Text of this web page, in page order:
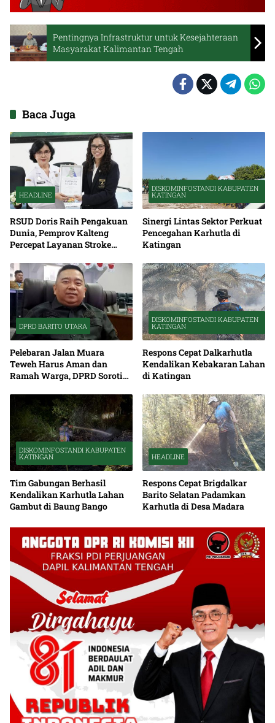
Pentingnya Infrastruktur untuk Kesejahteraan
Masyarakat Kalimantan Tengah
Baca Juga
HEADLINE
RSUD Doris Raih Pengakuan
Dunia, Pemprov Kalteng
Percepat Layanan Stroke
DISKOMINFOSTANDI KABUPATEN
KATINGAN
Sinergi Lintas Sektor Perkuat
Pencegahan Karhutla di
Katingan
DPRD BARITO UTARA
Pelebaran Jalan Muara
Teweh Harus Aman dan
Ramah Warga, DPRD Soroti
DISKOMINFOSTANDI KABUPATEN
KATINGAN
Respons Cepat Dalkarhutla
Kendalikan Kebakaran Lahan
di Katingan
DISKOMINFOSTANDI KABUPATEN
KATINGAN
Tim Gabungan Berhasil
Kendalikan Karhutla Lahan
Gambut di Baung Bango
HEADLINE
Respons Cepat Brigdalkar
Barito Selatan Padamkan
Karhutla di Desa Madara